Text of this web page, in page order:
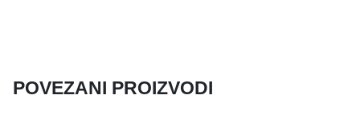
POVEZANI PROIZVODI